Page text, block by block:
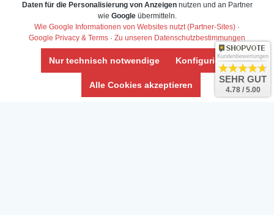
Daten­schutz­erklärung
Widerrufs­recht /Widerrufs­formular
AGB & Info
Impressum
Umwelt und Entsorgung
Vertrag widerrufen
Daten für die Personalisierung von Anzeigennutzen und an Partner
wie Googleübermitteln.
Wie Google Informationen von Websites nutzt (Partner-Sites) ·
Google Privacy & Terms · Zu unseren Datenschutzbestimmungen
Nur technisch notwendige Konfigurieren
Alle Cookies akzeptieren
Kundenbewertungen
SEHR GUT
4.78 / 5.00